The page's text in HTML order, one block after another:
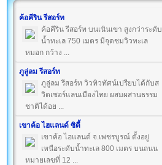
ค้อคีริน รีสอร์ท
ค้อคีริน รีสอร์ท บนเนินเขา สูงกว่าระดับ
น้ำทะเล 750 เมตร มีจุดชมวิวทะเล
หมอก กว้าง ...
ภูลู่ลม รีสอร์ท
ภูลู่ลม รีสอร์ท วิวทิวทัศน์เปรียบได้กับส
วิตเซอร์แลนเมืองไทย ผสมผสานธรรม
ชาติได้อย ...
เขาค้อ ไฮแลนด์ ซิตี้
เขาค้อ ไฮแลนด์ จ.เพชรบูรณ์ ตั้งอยู่
เหนือระดับน้ำทะเล 800 เมตร บนถนน
หมายเลขที่ 12 ...